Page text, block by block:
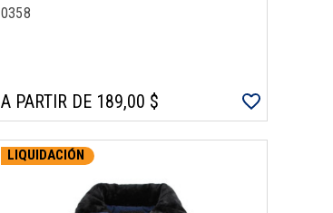
0358
A PARTIR DE 189,00 $
LIQUIDACIÓN